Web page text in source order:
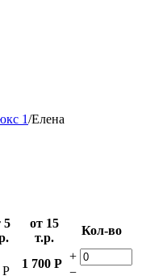
1/Елена
5
от 15
т.р.
Кол-во
Р
1 700 Р
+
−